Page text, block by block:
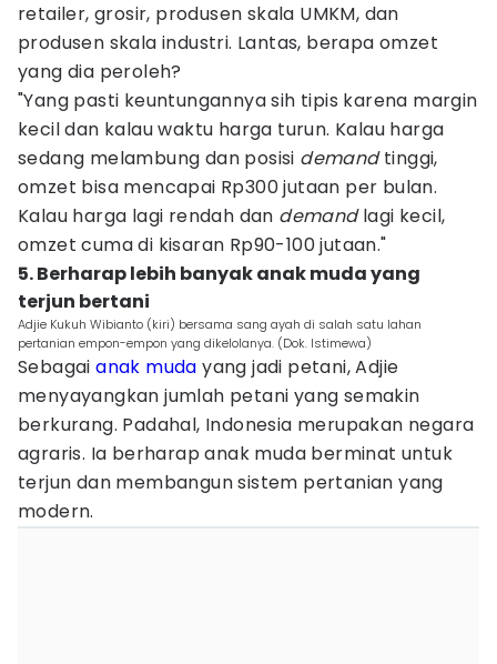
retailer, grosir, produsen skala UMKM, dan
produsen skala industri. Lantas, berapa omzet
yang dia peroleh?
"Yang pasti keuntungannya sih tipis karena margin
kecil dan kalau waktu harga turun. Kalau harga
sedang melambung dan posisi demandtinggi,
omzet bisa mencapai Rp300 jutaan per bulan.
Kalau harga lagi rendah dan demandlagi kecil,
omzet cuma di kisaran Rp90-100 jutaan."
5. Berharap lebih banyak anak muda yang
terjun bertani
Adjie Kukuh Wibianto (kiri) bersama sang ayah di salah satu lahan
pertanian empon-empon yang dikelolanya. (Dok. Istimewa)
Sebagaianak muda yang jadi petani, Adjie
menyayangkan jumlah petani yang semakin
berkurang. Padahal, Indonesia merupakan negara
agraris. Ia berharap anak muda berminat untuk
terjun dan membangun sistem pertanian yang
modern.